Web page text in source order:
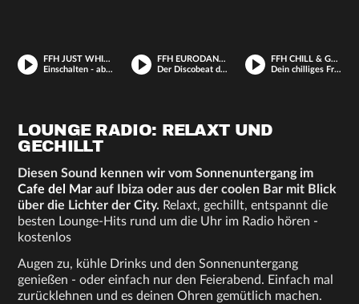
FFH JUST WHITE
Einschalten - abtanzen
FFH EURODANCE
Der Discobeat der 90er
FFH CHILL & GRILL
Dein chilliges Freizeit-Radio
LOUNGE RADIO: RELAXT UND
GECHILLT
Diesen Sound kennen wir vom Sonnenuntergang im
Cafe del Mar auf Ibiza oder aus der coolen Bar mit Blick
über die Lichter der City. Relaxt, gechillt, entspannt die
besten Lounge-Hits rund um die Uhr im Radio hören -
kostenlos
Augen zu, kühle Drinks und den Sonnenuntergang
genießen - oder einfach nur den Feierabend. Einfach mal
zurücklehnen und es deinen Ohren gemütlich machen.